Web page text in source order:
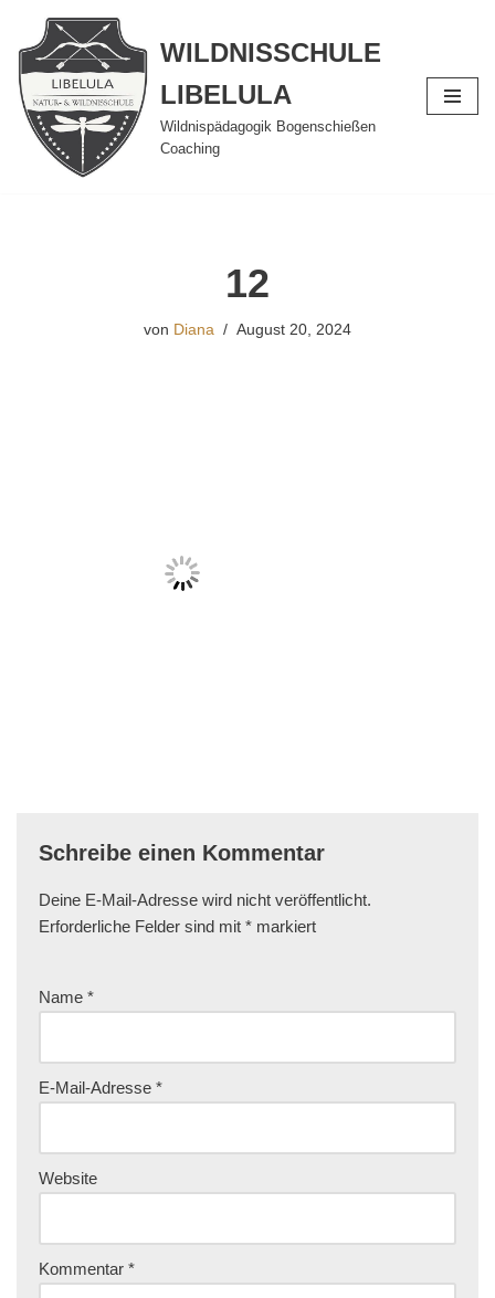
Zum
Inhalt
springen
WILDNISSCHULE
LIBELULA
Wildnispädagogik Bogenschießen
Coaching
12
von Diana August 20, 2024
Schreibe einen Kommentar
Deine E-Mail-Adresse wird nicht veröffentlicht.
Erforderliche Felder sind mit * markiert
Name *
E-Mail-Adresse *
Website
Kommentar *